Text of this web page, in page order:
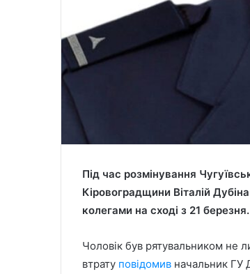
Під час розмінування
Кіровоградщини Віталій
колегами на сході з 21 березня.
Чоловік був рятувальником не
втрату повідомив начальник ГУ